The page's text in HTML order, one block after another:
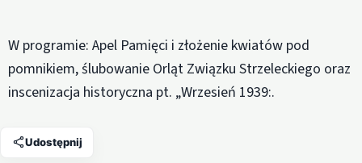
W programie: Apel Pamięci i złożenie kwiatów pod
pomnikiem, ślubowanie Orląt Związku Strzeleckiego oraz
inscenizacja historyczna pt. „Wrzesień 1939:.
Udostępnij